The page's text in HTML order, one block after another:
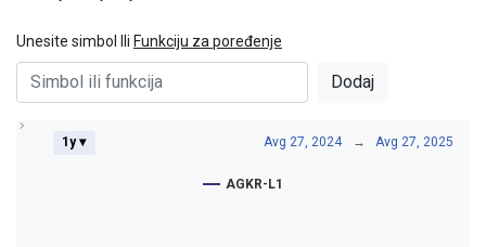
Unesite simbol Ili Funkciju za poređenje
Dodaj
1y ▾ Avg 27, 2024 → Avg 27, 2025
AGKR-L1